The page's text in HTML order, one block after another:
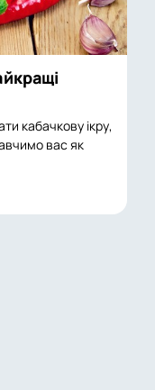
кабачкову ікру,
вас як